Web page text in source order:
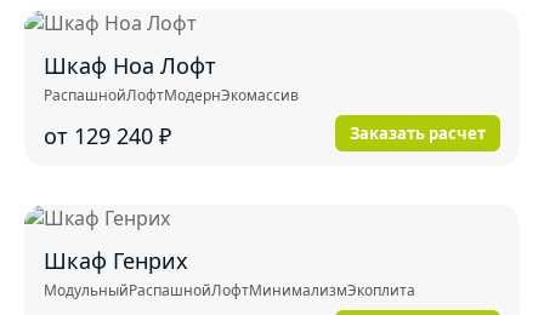
Шкаф Ноа Лофт
РаспашнойЛофтМодернЭкомассив
от 129 240 ₽ Заказать расчет
Шкаф Генрих
МодульныйРаспашнойЛофтМинимализмЭкоплита